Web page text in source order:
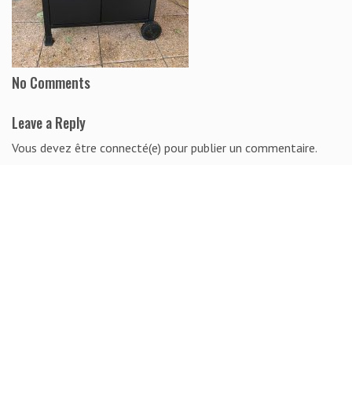
No Comments
Leave a Reply
Vous devez être connecté(e) pour publier un commentaire.